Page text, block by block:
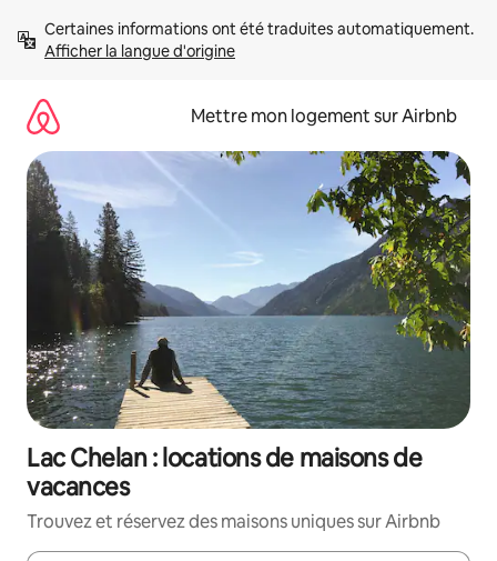
directement
Afficher la langue d'origine
Mettre mon logement sur Airbnb
Lac Chelan : locations de maisons de
vacances
Trouvez et réservez des maisons uniques sur Airbnb